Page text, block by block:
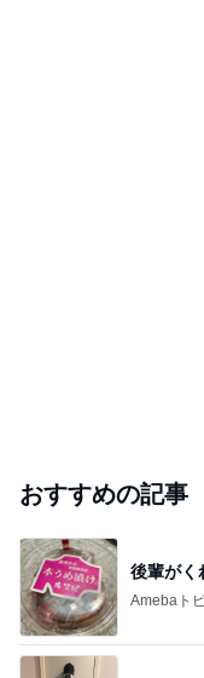
おすすめの記事
後輩がく
Amebaト